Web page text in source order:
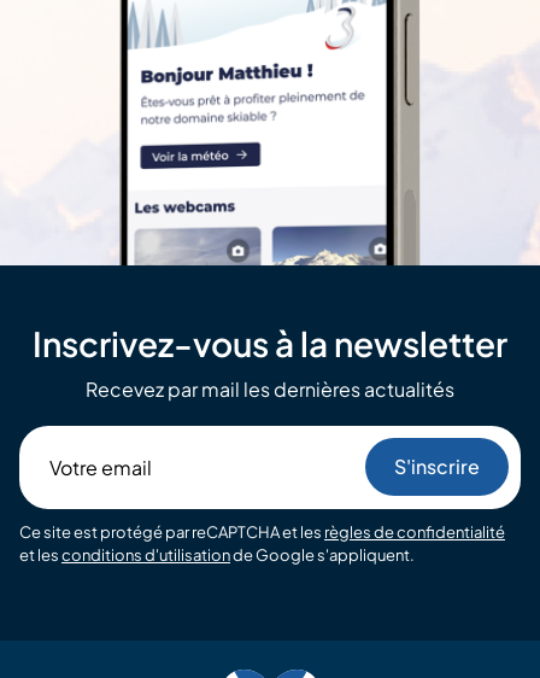
Inscrivez-vous à la newsletter
Recevez par mail les dernières actualités
email
Ce site est protégé par reCAPTCHA et les règles de confidentialité
et lesconditions d'utilisationde Google s'appliquent.